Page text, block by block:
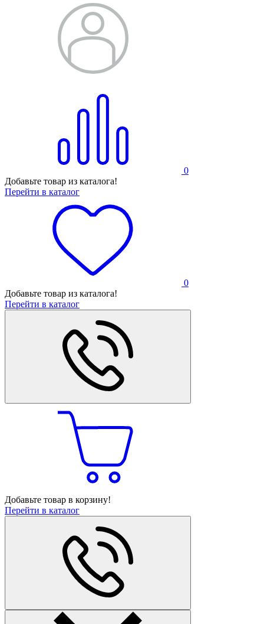
0
Добавьте товар из каталога!
Перейти в каталог
0
Добавьте товар из каталога!
Перейти в каталог
Добавьте товар в корзину!
Перейти в каталог